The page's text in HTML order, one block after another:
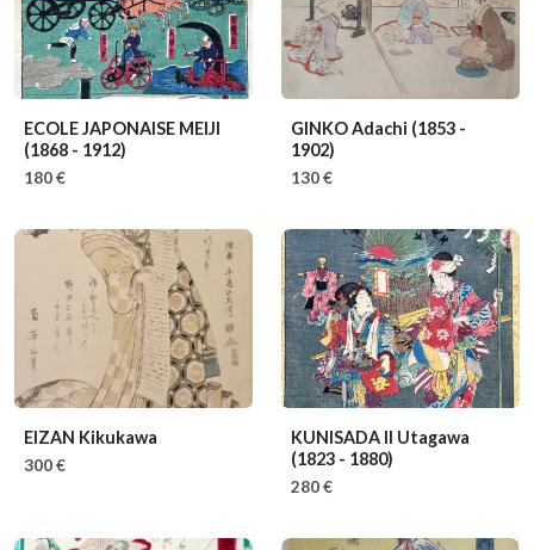
ECOLE JAPONAISE MEIJI
(1868 - 1912)
180 €
GINKO Adachi (1853 -
1902)
130 €
EIZAN Kikukawa
300 €
KUNISADA II Utagawa
(1823 - 1880)
280 €